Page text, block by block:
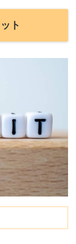
ト